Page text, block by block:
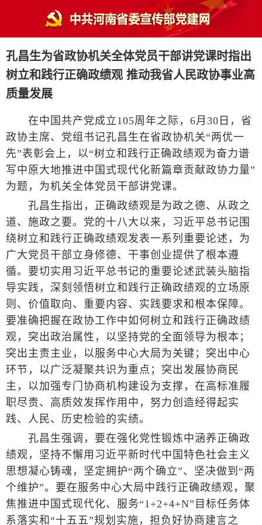
孔昌生为省政协机关全体党员干部讲党课时指出
树立和践行正确政绩观 推动我省人民政协事业高
质量发展
在中国共产党成立105周年之际，6月30日，省
政协主席、党组书记孔昌生在省政协机关“两优一
先”表彰会上，以“树立和践行正确政绩观为奋力谱
写中原大地推进中国式现代化新篇章贡献政协力量”
为题，为机关全体党员干部讲党课。
孔昌生指出，正确政绩观是为政之德、从政之
道、施政之要。党的十八大以来，习近平总书记围
绕树立和践行正确政绩观发表一系列重要论述，为
广大党员干部立身修德、干事创业提供了根本遵
循。要切实用习近平总书记的重要论述武装头脑指
导实践，深刻领悟树立和践行正确政绩观的立场原
则、价值取向、重要内容、实践要求和根本保障。
要准确把握在政协工作中如何树立和践行正确政绩
观，突出政治属性，以坚持党的全面领导为根本；
突出主责主业，以服务中心大局为关键；突出中心
环节，以广泛凝聚共识为重点；突出发展协商民
主，以加强专门协商机构建设为支撑，在高标准履
职尽责、高质效发挥作用中，努力创造经得起实
践、人民、历史检验的实绩。
孔昌生强调，要在强化党性锻炼中涵养正确政
绩观，坚持不懈用习近平新时代中国特色社会主义
思想凝心铸魂，坚定拥护“两个确立”、坚决做到“两
个维护”。要在服务中心大局中践行正确政绩观，聚
焦推进中国式现代化、服务“1+2+4+N”目标任务体
系落实和“十五五”规划实施，担负好协商建言之